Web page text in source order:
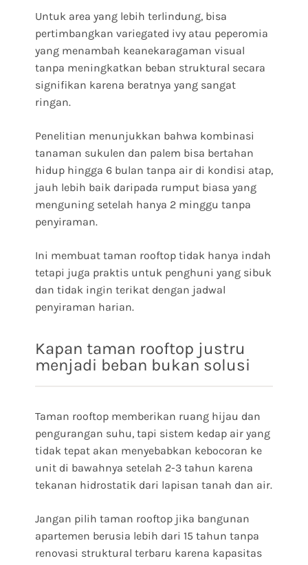
Untuk area yang lebih terlindung, bisa
pertimbangkan variegated ivy atau peperomia
yang menambah keanekaragaman visual
tanpa meningkatkan beban struktural secara
signifikan karena beratnya yang sangat
ringan.
Penelitian menunjukkan bahwa kombinasi
tanaman sukulen dan palem bisa bertahan
hidup hingga 6 bulan tanpa air di kondisi atap,
jauh lebih baik daripada rumput biasa yang
menguning setelah hanya 2 minggu tanpa
penyiraman.
Ini membuat taman rooftop tidak hanya indah
tetapi juga praktis untuk penghuni yang sibuk
dan tidak ingin terikat dengan jadwal
penyiraman harian.
Kapan taman rooftop justru
menjadi beban bukan solusi
Taman rooftop memberikan ruang hijau dan
pengurangan suhu, tapi sistem kedap air yang
tidak tepat akan menyebabkan kebocoran ke
unit di bawahnya setelah 2-3 tahun karena
tekanan hidrostatik dari lapisan tanah dan air.
Jangan pilih taman rooftop jika bangunan
apartemen berusia lebih dari 15 tahun tanpa
renovasi struktural terbaru karena kapasitas